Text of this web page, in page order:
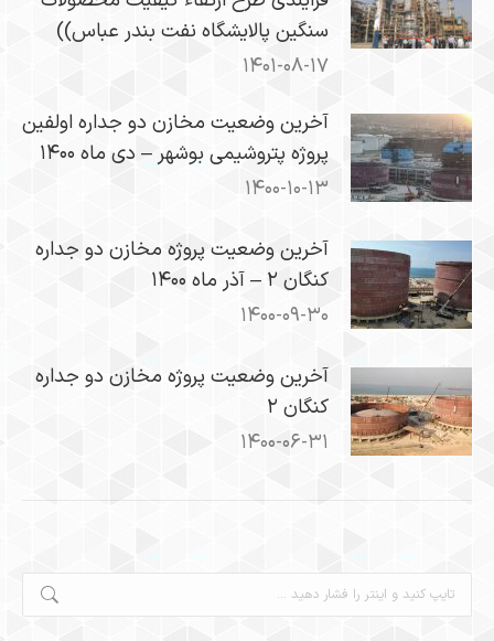
سنگین پالایشگاه نفت بندر عباس))
۱۴۰۱-۰۸-۱۷
​آخرین وضعیت مخازن دو جداره اولفین
پروژه پتروشیمی بوشهر – دی ماه ۱۴۰۰
۱۴۰۰-۱۰-۱۳
آخرین وضعیت پروژه مخازن دو جداره
کنگان ۲ – آذر ماه ۱۴۰۰
۱۴۰۰-۰۹-۳۰
آخرین وضعیت پروژه مخازن دو جداره
کنگان ۲
۱۴۰۰-۰۶-۳۱